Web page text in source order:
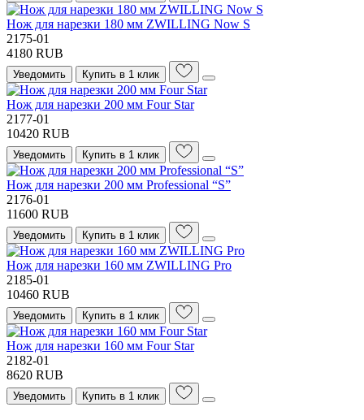
Нож для нарезки 180 мм ZWILLING Now S
2175-01
4180 RUB
Уведомить Купить в 1 клик
Нож для нарезки 200 мм Four Star
2177-01
10420 RUB
Уведомить Купить в 1 клик
Нож для нарезки 200 мм Professional “S”
2176-01
11600 RUB
Уведомить Купить в 1 клик
Нож для нарезки 160 мм ZWILLING Pro
2185-01
10460 RUB
Уведомить Купить в 1 клик
Нож для нарезки 160 мм Four Star
2182-01
8620 RUB
Уведомить Купить в 1 клик